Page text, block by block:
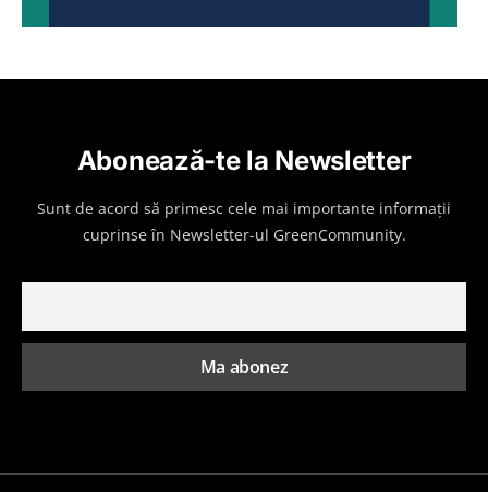
Abonează-te la Newsletter
Sunt de acord să primesc cele mai importante informații
cuprinse în Newsletter-ul GreenCommunity.